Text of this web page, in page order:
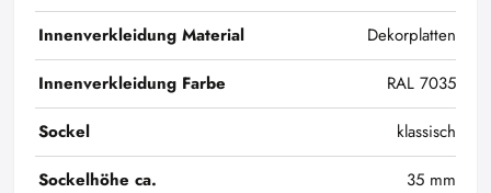
Innenverkleidung Material
Dekorplatten
Innenverkleidung Farbe
RAL 7035
Sockel
klassisch
Sockelhöhe ca.
35 mm